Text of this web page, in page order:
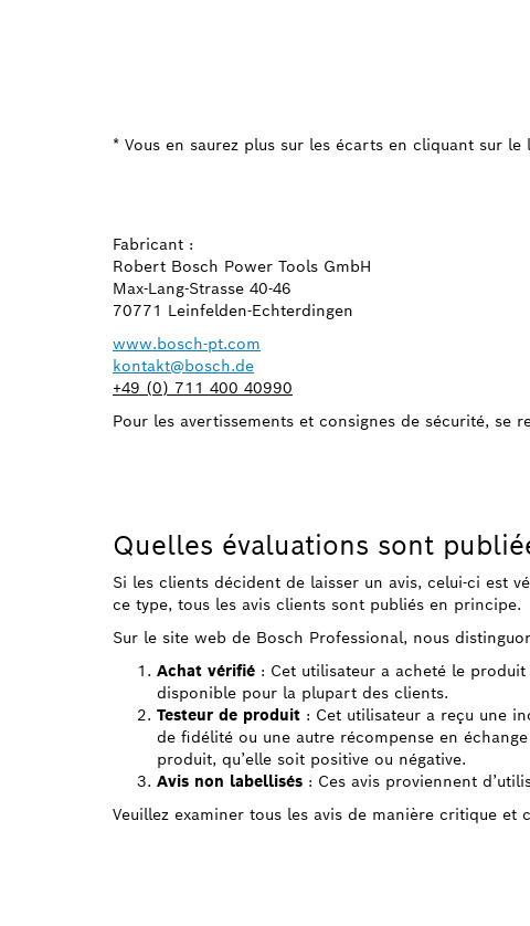
* Vous en saurez plus sur les écarts en cliquant sur le
Fabricant :
Robert Bosch Power Tools GmbH
Max-Lang-Strasse 40-46
70771 Leinfelden-Echterdingen
www.bosch-pt.com
kontakt@bosch.de
+49 (0) 711 400 40990
Pour les avertissements et consignes de sécurité, se
Quelles évaluations sont
Si les clients décident de laisser un avis, celui-ci est
ce type, tous les avis clients sont publiés en principe.
Sur le site web de Bosch Professional, nous
Achat vérifié : Cet utilisateur a acheté le
disponible pour la plupart des clients.
Testeur de produit : Cet utilisateur a reçu une
de fidélité ou une autre récompense en
produit, qu’elle soit positive ou négative.
Avis non labellisés : Ces avis proviennent
Veuillez examiner tous les avis de manière critique